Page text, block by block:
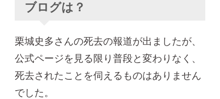
ブログは？
栗城史多さんの死去の報道が出ましたが、
公式ページを見る限り普段と変わりなく、
死去されたことを伺えるものはありません
でした。